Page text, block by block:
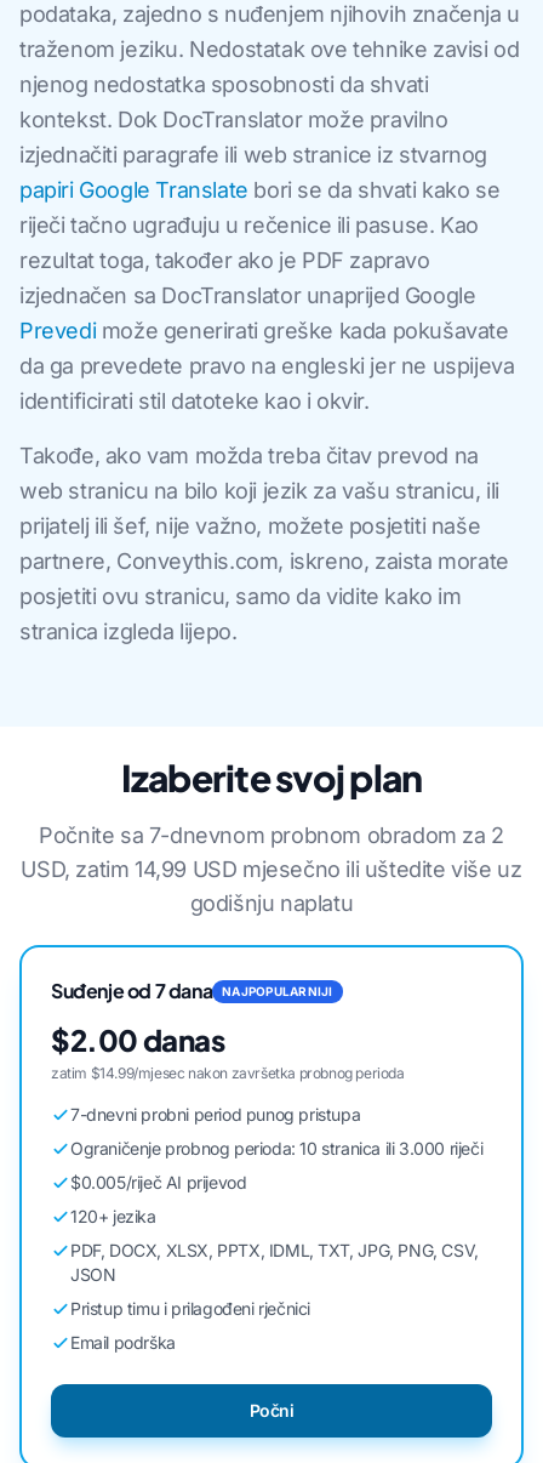
podataka, zajedno s nuđenjem njihovih značenja u
traženom jeziku. Nedostatak ove tehnike zavisi od
njenog nedostatka sposobnosti da shvati
kontekst. Dok DocTranslator može pravilno
izjednačiti paragrafe ili web stranice iz stvarnog
papiri Google Translate bori se da shvati kako se
riječi tačno ugrađuju u rečenice ili pasuse. Kao
rezultat toga, također ako je PDF zapravo
izjednačen sa DocTranslator unaprijed Google
Prevedimože generirati greške kada pokušavate
da ga prevedete pravo na engleski jer ne uspijeva
identificirati stil datoteke kao i okvir.
Takođe, ako vam možda treba čitav prevod na
web stranicu na bilo koji jezik za vašu stranicu, ili
prijatelj ili šef, nije važno, možete posjetiti naše
partnere, Conveythis.com, iskreno, zaista morate
posjetiti ovu stranicu, samo da vidite kako im
stranica izgleda lijepo.
Izaberite svoj plan
Počnite sa 7-dnevnom probnom obradom za 2
USD, zatim 14,99 USD mjesečno ili uštedite više uz
godišnju naplatu
Suđenje od 7 dana NAJPOPULARNIJI
$2.00 danas
zatim $14.99/mjesec nakon završetka probnog perioda
7-dnevni probni period punog pristupa
Ograničenje probnog perioda: 10 stranica ili 3.000 riječi
$0.005/riječ AI prijevod
120+ jezika
PDF, DOCX, XLSX, PPTX, IDML, TXT, JPG, PNG, CSV,
JSON
Pristup timu i prilagođeni rječnici
Email podrška
Počni